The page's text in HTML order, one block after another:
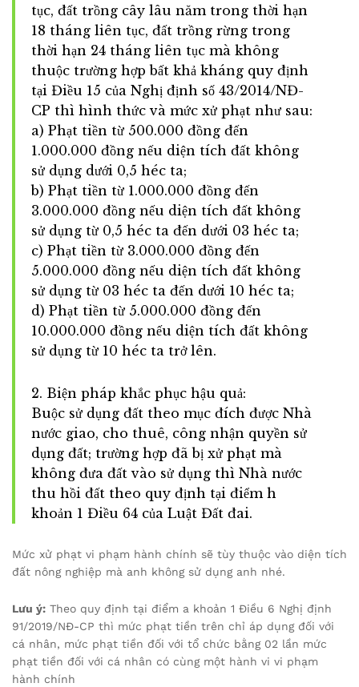
tục, đất trồng cây lâu năm trong thời hạn
18 tháng liên tục, đất trồng rừng trong
thời hạn 24 tháng liên tục mà không
thuộc trường hợp bất khả kháng quy định
tại Điều 15 của Nghị định số 43/2014/NĐ-
CP thì hình thức và mức xử phạt như sau:
a) Phạt tiền từ 500.000 đồng đến
1.000.000 đồng nếu diện tích đất không
sử dụng dưới 0,5 héc ta;
b) Phạt tiền từ 1.000.000 đồng đến
3.000.000 đồng nếu diện tích đất không
sử dụng từ 0,5 héc ta đến dưới 03 héc ta;
c) Phạt tiền từ 3.000.000 đồng đến
5.000.000 đồng nếu diện tích đất không
sử dụng từ 03 héc ta đến dưới 10 héc ta;
d) Phạt tiền từ 5.000.000 đồng đến
10.000.000 đồng nếu diện tích đất không
sử dụng từ 10 héc ta trở lên.
2. Biện pháp khắc phục hậu quả:
Buộc sử dụng đất theo mục đích được Nhà
nước giao, cho thuê, công nhận quyền sử
dụng đất; trường hợp đã bị xử phạt mà
không đưa đất vào sử dụng thì Nhà nước
thu hồi đất theo quy định tại điểm h
khoản 1 Điều 64 của Luật Đất đai.
Mức xử phạt vi phạm hành chính sẽ tùy thuộc vào diện tích
đất nông nghiệp mà anh không sử dụng anh nhé.
Lưu ý: Theo quy định tại điểm a khoản 1 Điều 6 Nghị định
91/2019/NĐ-CP thì mức phạt tiền trên chỉ áp dụng đối với
cá nhân, mức phạt tiền đối với tổ chức bằng 02 lần mức
phạt tiền đối với cá nhân có cùng một hành vi vi phạm
hành chính